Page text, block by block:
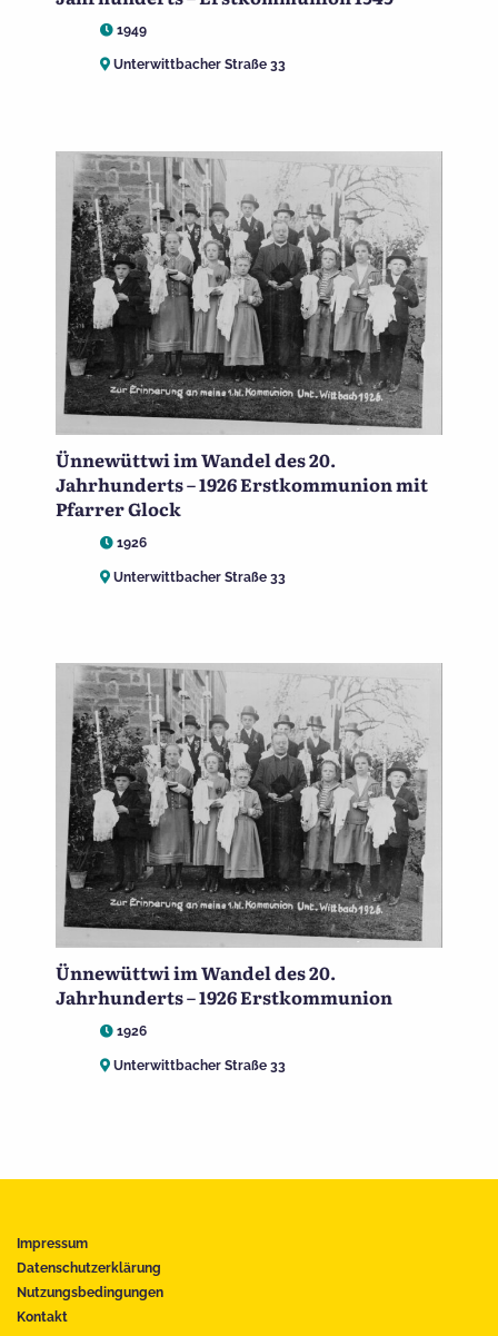
1949
Unterwittbacher Straße 33
Ünnewüttwi im Wandel des 20.
Jahrhunderts – 1926 Erstkommunion mit
Pfarrer Glock
1926
Unterwittbacher Straße 33
Ünnewüttwi im Wandel des 20.
Jahrhunderts – 1926 Erstkommunion
1926
Unterwittbacher Straße 33
Impressum
Datenschutzerklärung
Nutzungsbedingungen
Kontakt